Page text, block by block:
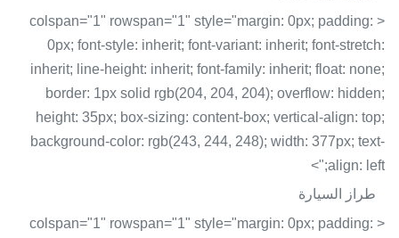
< colspan="1" rowspan="1" style="margin: 0px; padding:
0px; font-style: inherit; font-variant: inherit; font-stretch:
inherit; line-height: inherit; font-family: inherit; float: none;
border: 1px solid rgb(204, 204, 204); overflow: hidden;
height: 35px; box-sizing: content-box; vertical-align: top;
background-color: rgb(243, 244, 248); width: 377px; text-
align: left;">
طراز السيارة
< colspan="1" rowspan="1" style="margin: 0px; padding: